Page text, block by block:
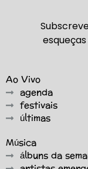
Ao Vivo
agenda
festivais
últimas
Música
álbuns da